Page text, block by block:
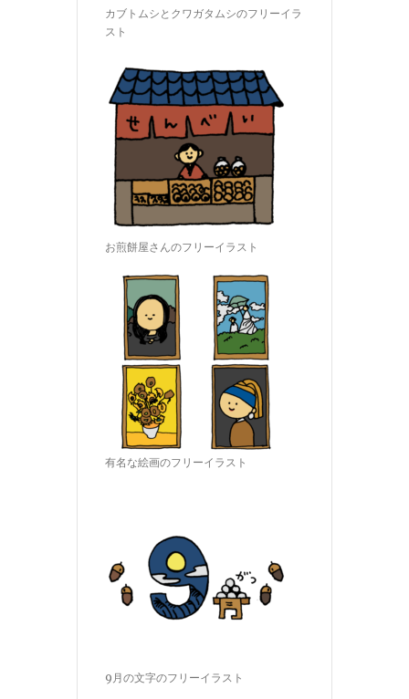
カブトムシとクワガタムシのフリーイラ
スト
お煎餅屋さんのフリーイラスト
有名な絵画のフリーイラスト
9月の文字のフリーイラスト